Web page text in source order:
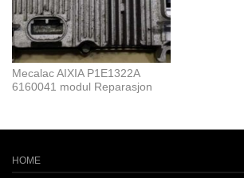
Mecalac AIXIA P1E1322A
6160041 modul Reparasjon
HOME